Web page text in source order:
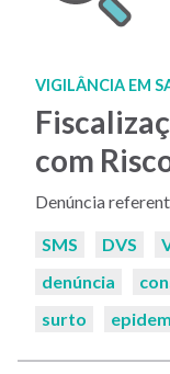
VIGILÂNCIA EM
com
Denúncia
Palavras-
SMS DVS
denúncia
surto